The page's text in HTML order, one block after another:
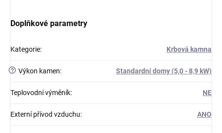
Doplňkové parametry
Kategorie: Krbová kamna
? Výkon kamen: Standardní domy (5,0 - 8,9 kW)
Teplovodní výměník: NE
Externí přívod vzduchu: ANO